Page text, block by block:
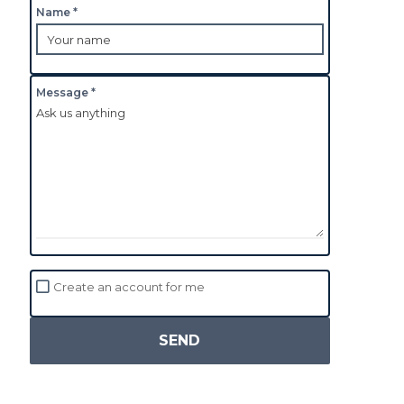
Name *
Message *
Create an account for me
SEND